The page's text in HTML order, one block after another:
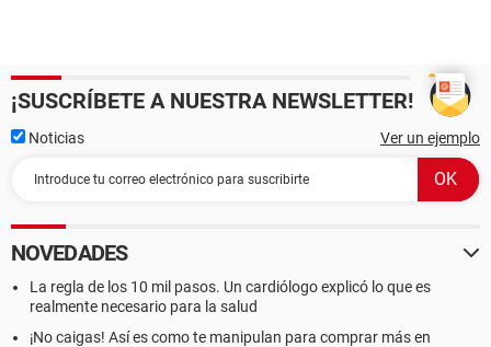
¡SUSCRÍBETE A NUESTRA NEWSLETTER!
Noticias Ver un ejemplo
NOVEDADES
La regla de los 10 mil pasos. Un cardiólogo explicó lo que es
realmente necesario para la salud
¡No caigas! Así es como te manipulan para comprar más en